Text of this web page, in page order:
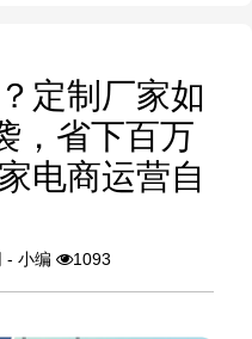
定制厂家如
，省下百万
电商运营自
- 小编 1093